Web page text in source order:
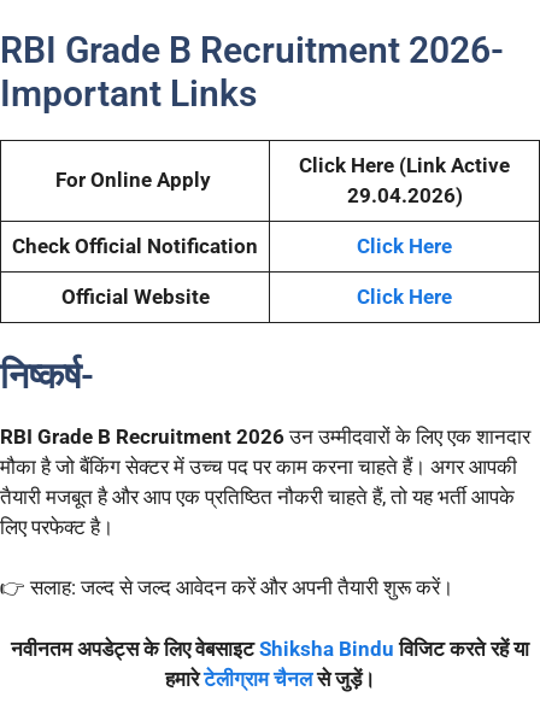
RBI Grade B Recruitment 2026-
Important Links
For Online Apply
Click Here (Link Active
29.04.2026)
Check Official Notification Click Here
Official Website Click Here
निष्कर्ष-
RBI Grade B Recruitment 2026उन उम्मीदवारों के लिए एक शानदार
मौका है जो बैंकिंग सेक्टर में उच्च पद पर काम करना चाहते हैं। अगर आपकी
तैयारी मजबूत है और आप एक प्रतिष्ठित नौकरी चाहते हैं, तो यह भर्ती आपके
लिए परफेक्ट है।
👉 सलाह: जल्द से जल्द आवेदन करें और अपनी तैयारी शुरू करें।
नवीनतम अपडेट्स के लिए वेबसाइटShiksha Bindu विजिट करते रहें या
हमारेटेलीग्राम चैनल से जुड़ें।